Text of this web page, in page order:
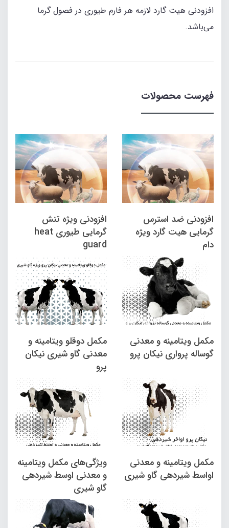
افزودنی هیت گارد لازمه هر فارم طیوری در فصول گرما
می‌باشد.
فهرست محصولات
افزودنی ضد استرس
گرمایی هیت گارد ویژه
دام
افزودنی ویژه تنش
گرمایی طیوری heat
guard
مکمل ویتامینه و معدنی
گوساله پرواری نیکان پرو
مکمل دوقلو ویتامینه و
معدنی گاو شیری نیکان
پرو
مکمل ویتامینه و معدنی
اواسط شیردهی گاو شیری
ویژگی­‌های مکمل ویتامینه
و معدنی اوسط شیردهی
گاو شیری